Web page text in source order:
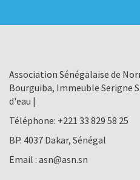
Association Sénégalaise de
Bourguiba, Immeuble Serigne
d'eau |
Téléphone: +221 33 829 58 25
BP. 4037 Dakar, Sénégal
Email : asn@asn.sn